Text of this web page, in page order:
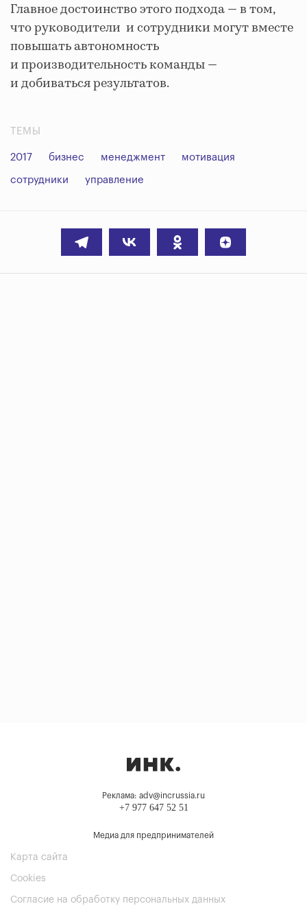
Главное достоинство этого подхода — в том,
что руководители и сотрудники могут вместе
повышать автономность
и производительность команды —
и добиваться результатов.
ТЕМЫ
2017 бизнес менеджмент мотивация
сотрудники управление
Реклама: adv@incrussia.ru
+7 977 647 52 51
Медиа для предпринимателей
Карта сайта
Cookies
Согласие на обработку персональных данных